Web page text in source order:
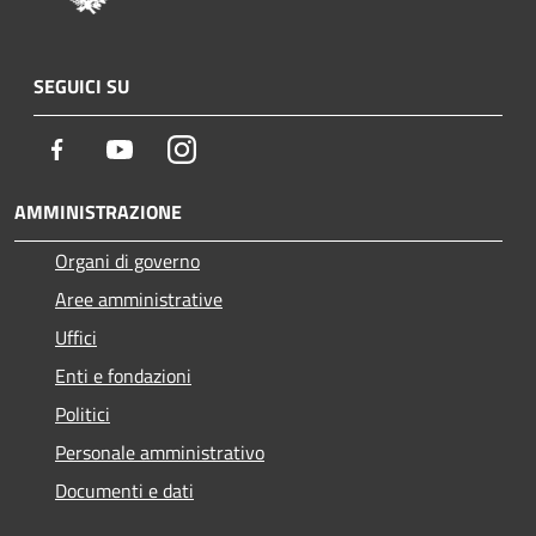
SEGUICI SU
Facebook YoutubeInstagram
AMMINISTRAZIONE
Organi di governo
Aree amministrative
Uffici
Enti e fondazioni
Politici
Personale amministrativo
Documenti e dati